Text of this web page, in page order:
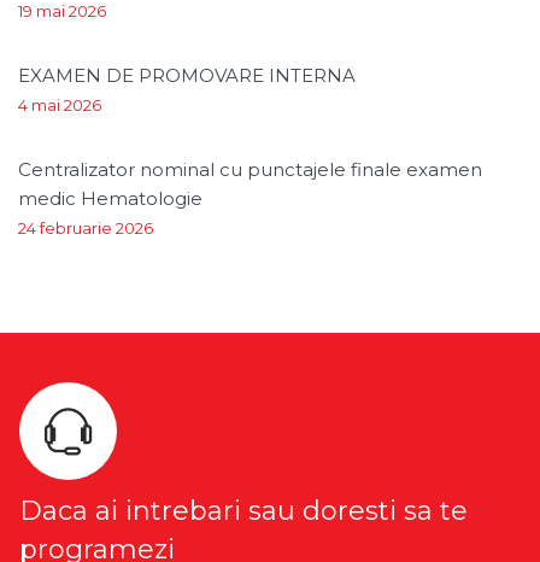
19 mai 2026
EXAMEN DE PROMOVARE INTERNA
4 mai 2026
Centralizator nominal cu punctajele finale examen
medic Hematologie
24 februarie 2026
Daca ai intrebari sau doresti sa te
programezi